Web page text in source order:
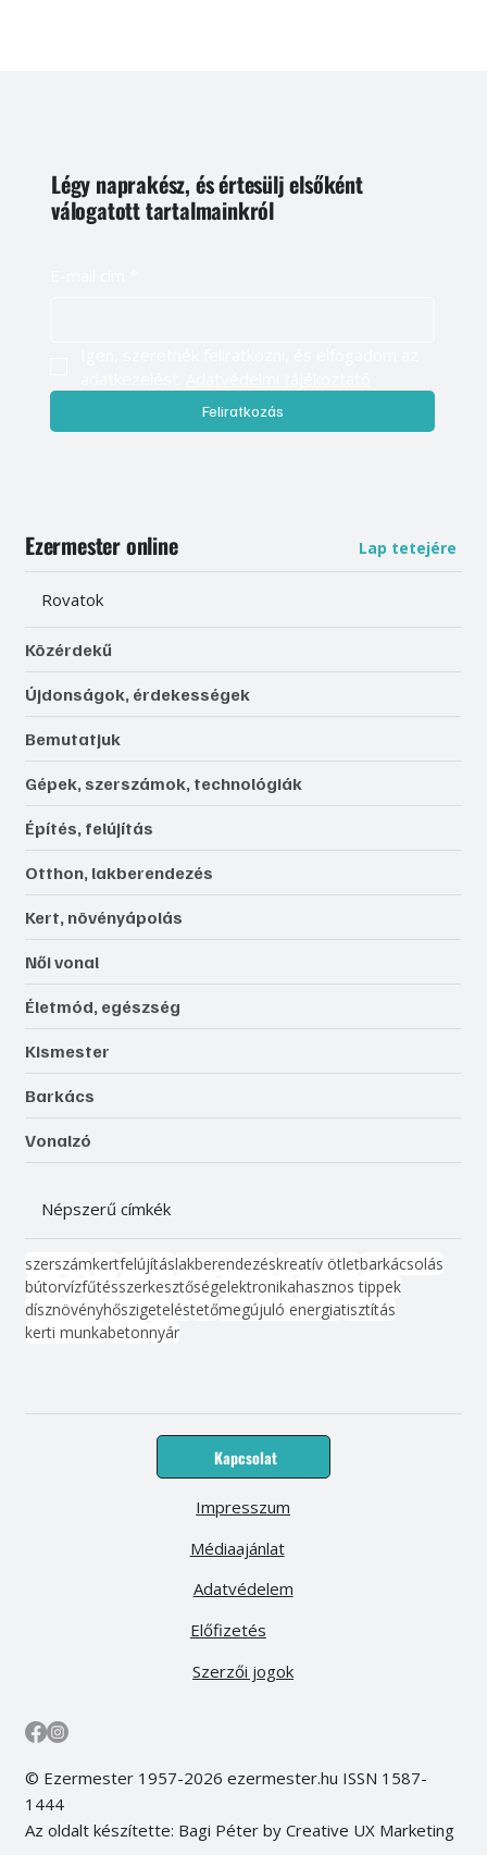
Légy naprakész, és értesülj elsőként
válogatott tartalmainkról
Feliratkozás
Ezermester online Lap tetejére
Rovatok
Közérdekű
Újdonságok, érdekességek
Bemutatjuk
Gépek, szerszámok, technológiák
Építés, felújítás
Otthon, lakberendezés
Kert, növényápolás
Női vonal
Életmód, egészség
Kismester
Barkács
Vonalzó
Népszerű címkék
szerszámkertfelújításlakberendezéskreatív ötletbarkácsolás
bútorvízfűtésszerkesztőségelektronikahasznos tippek
dísznövényhőszigeteléstetőmegújuló energiatisztítás
kerti munkabetonnyár
Kapcsolat
Médiaajánlat
Előfizetés
Impresszum
Adatvédelem
Szerzői jogok
© Ezermester 1957-2026 ezermester.hu ISSN 1587-
1444
Az oldalt készítette: Bagi Péter by Creative UX Marketing